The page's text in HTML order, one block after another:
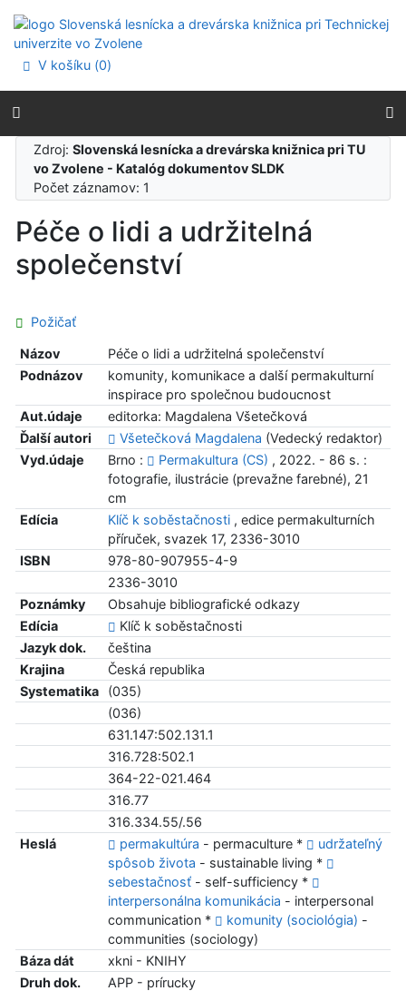
Prejsť na menu
Prehlásenie o webovej prístupnosti
V košíku (0)
Zdroj:Slovenská lesnícka a drevárska knižnica pri TU
vo Zvolene - Katalóg dokumentov SLDK
Počet záznamov: 1
Péče o lidi a udržitelná
společenství
Požičať
Názov
Péče o lidi a udržitelná společenství
Podnázov
komunity, komunikace a další permakulturní
inspirace pro společnou budoucnost
Aut.údaje
editorka: Magdalena Všetečková
Ďalší autori
Všetečková Magdalena (Vedecký redaktor)
Vyd.údaje
Brno : Permakultura (CS) , 2022. - 86 s. :
fotografie, ilustrácie (prevažne farebné), 21
cm
Edícia
Klíč k soběstačnosti , edice permakulturních
příruček, svazek 17, 2336-3010
ISBN
978-80-907955-4-9
2336-3010
Poznámky
Obsahuje bibliografické odkazy
Edícia
Klíč k soběstačnosti
Jazyk dok.
čeština
Krajina
Česká republika
Systematika
(035)
(036)
631.147:502.131.1
316.728:502.1
364-22-021.464
316.77
316.334.55/.56
Heslá
permakultúra - permaculture *
udržateľný
spôsob života - sustainable living *
sebestačnosť- self-sufficiency *
interpersonálna komunikácia - interpersonal
communication *
komunity (sociológia) -
communities (sociology)
Báza dát
xkni - KNIHY
Druh dok.
APP - prírucky